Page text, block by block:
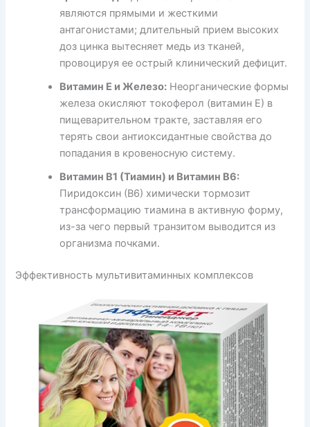
являются прямыми и жесткими
антагонистами; длительный прием высоких
доз цинка вытесняет медь из тканей,
провоцируя ее острый клинический дефицит.
Витамин Е и Железо: Неорганические формы
железа окисляют токоферол (витамин Е) в
пищеварительном тракте, заставляя его
терять свои антиоксидантные свойства до
попадания в кровеносную систему.
Витамин В1 (Тиамин) и Витамин В6:
Пиридоксин (В6) химически тормозит
трансформацию тиамина в активную форму,
из-за чего первый транзитом выводится из
организма почками.
Эффективность мультивитаминных комплексов